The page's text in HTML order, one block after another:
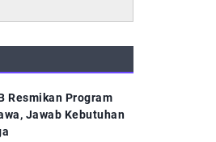
Resmikan Program
Jawab Kebutuhan